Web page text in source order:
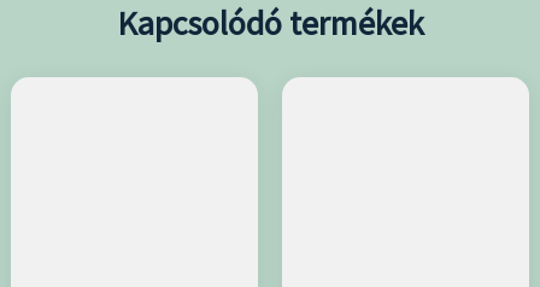
Kapcsolódó termékek